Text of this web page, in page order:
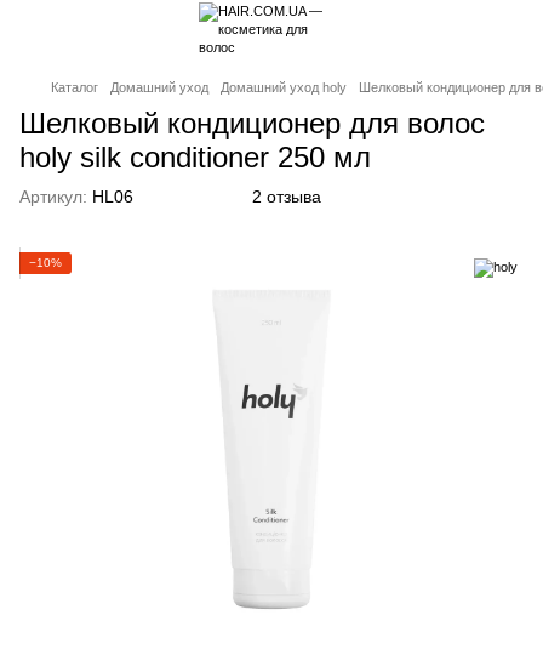
Каталог Домашний уход Домашний уход holy Шелковый кондиционер для
Шелковый кондиционер для волос
holy silk conditioner 250 мл
Артикул: HL06 2 отзыва
−10%